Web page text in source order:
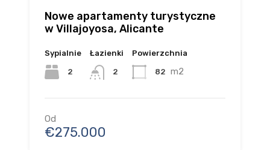
Nowe apartamenty turystyczne
w Villajoyosa, Alicante
Sypialnie
2
Łazienki
2
Powierzchnia
82 m2
Od
€275.000